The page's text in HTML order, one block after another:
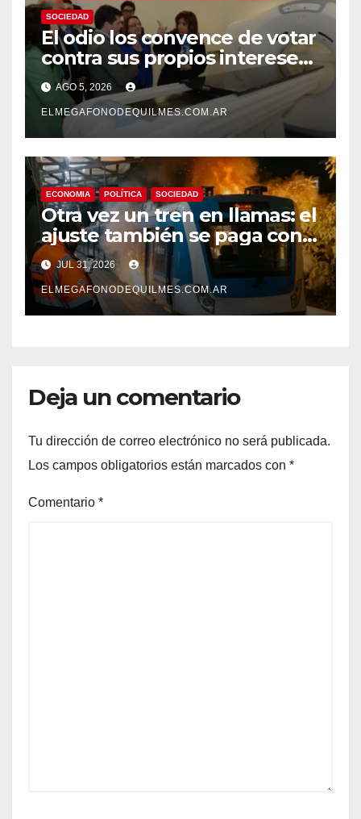
SOCIEDAD
El odio los convence de votar
contra sus propios intereses.
Una Sociedad atrapada en la
grieta
AGO 5, 2026
ELMEGAFONODEQUILMES.COM.AR
ECONOMIA POLÍTICA SOCIEDAD
Otra vez un tren en llamas: el
ajuste también se paga con
seguridad
JUL 31, 2026
ELMEGAFONODEQUILMES.COM.AR
Deja un comentario
Tu dirección de correo electrónico no será publicada.
Los campos obligatorios están marcados con *
Comentario *